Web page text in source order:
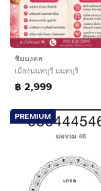
ซิมมงคล
เมืองนนทบุรี นนทบุรี
฿ 2,999
PREMIUM